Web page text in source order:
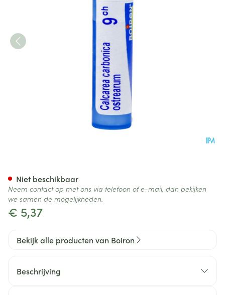
€ 5,37
Niet beschikbaar
Neem contact op met ons via telefoon of e-mail, dan bekijken
we samen de mogelijkheden.
Bekijk alle producten van Boiron
Beschrijving